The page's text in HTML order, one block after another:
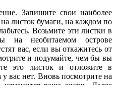
Запишите свои наиболее
листок бумаги, на каждом по
Возьмите эти листки в
на необитаемом острове
вас, если вы откажитесь от
и подумайте, чем бы вы
это листок и отложите в
у вас нет. Вновь посмотрите на